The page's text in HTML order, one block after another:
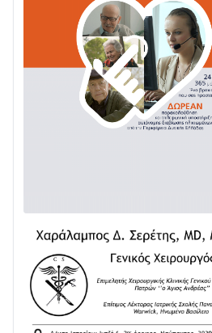
Ενισχύεται η Πολιτική
με δύο νέα υδροφόρα οχήματα
02/08 • 18:26
Διαβάστε την «Ναυπακτία» που
31/07 • 08:16
ΕΚΤΑΚΤΟ – ΝΑΥΠΑΚΤΙΑ:
ΠΥΡΟΣΒΕΣΤΙΚΗ ΓΙΑ ΦΩΤΙΑ
ΓΡΑΝΙΤΣΑ
24/07 • 11:03